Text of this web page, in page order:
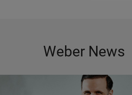
Weber News